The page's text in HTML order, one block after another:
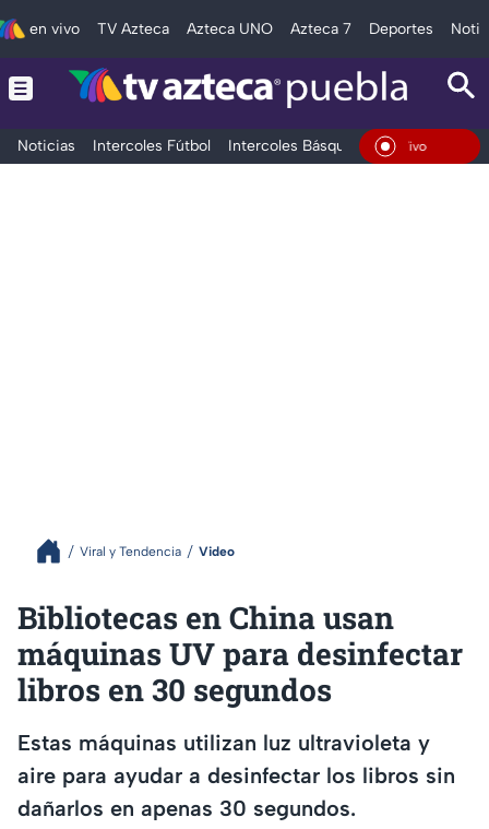
en vivo TV Azteca Azteca UNO Azteca 7 Deportes
Noticias Intercoles Fútbol Intercoles Básquetbol Deportes
En Vivo
Viral y Tendencia Video
Bibliotecas en China usan
máquinas UV para desinfectar
libros en 30 segundos
Estas máquinas utilizan luz ultravioleta y
aire para ayudar a desinfectar los libros sin
dañarlos en apenas 30 segundos.